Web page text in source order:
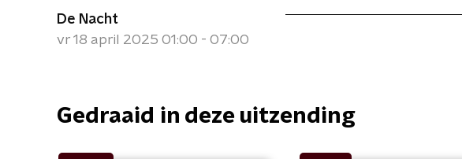
De Nacht
vr 18 april 2025 01:00 - 07:00
Gedraaid in deze uitzending